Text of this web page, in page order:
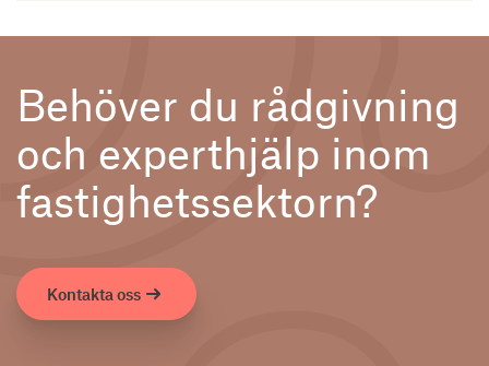
Behöver du rådgivning
och experthjälp inom
fastighetssektorn?
Kontakta oss